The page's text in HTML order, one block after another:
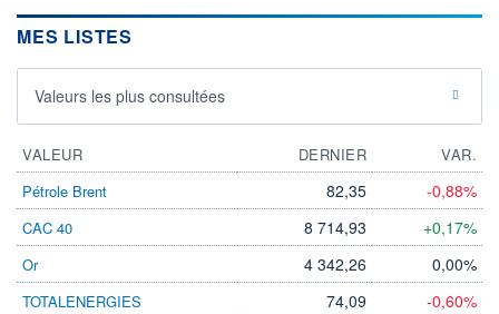
MES LISTES
Valeurs les plus consultées
VALEUR DERNIER
VAR.
Pétrole Brent
82,35 -0,88%
CAC 40 8 714,93 +0,17%
Or 4 342,26 0,00%
TOTALENERGIES 74,09 -0,60%